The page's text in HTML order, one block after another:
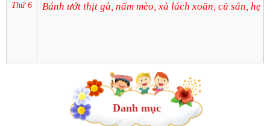
Thứ 6 Bánh ướt thịt gà, nấm mèo, xà lách xoăn, củ sắn, hẹ
Danh mục